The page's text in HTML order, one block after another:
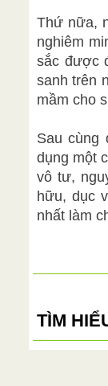
Thứ nữa,
nghiêm
sắc được
sanh trên
mầm cho
Sau cùng
dụng một
vô tư,
hữu, dục
nhất làm
TÌM